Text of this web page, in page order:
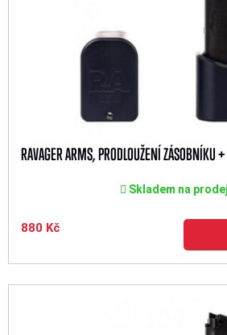
RAVAGER ARMS, PRODLOUŽENÍ
Skladem na
880 Kč